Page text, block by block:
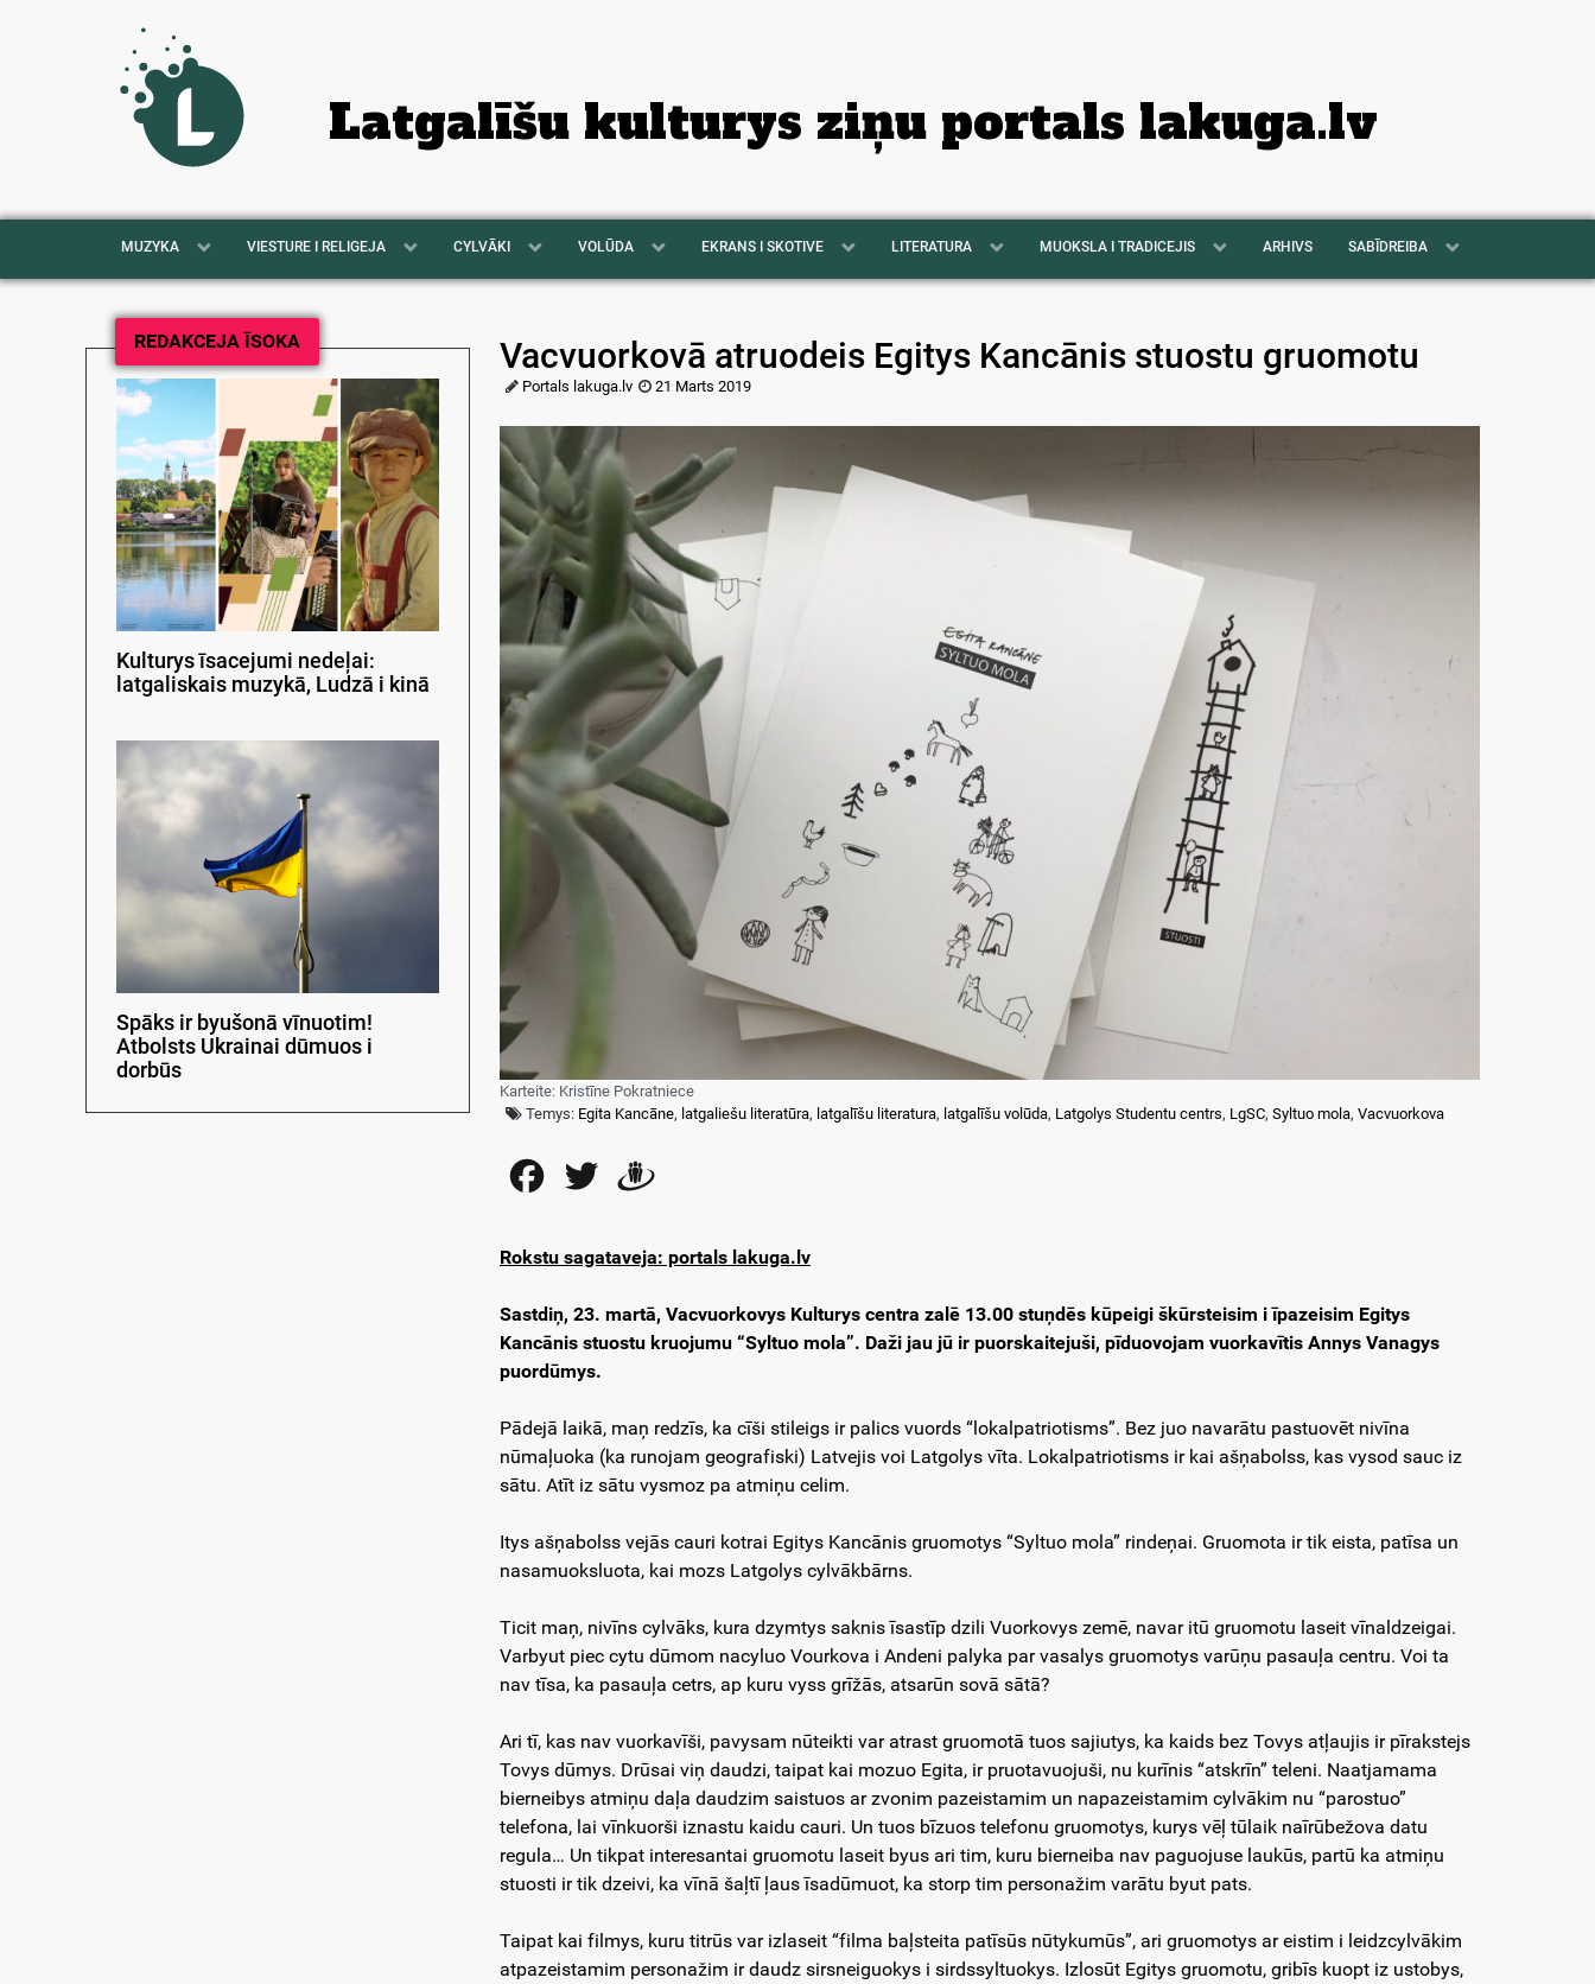
Latgalīšu kulturys ziņu portals lakuga.lv
MUZYKA VIESTURE I RELIGEJA CYLVĀKI VOLŪDA EKRANS I SKOTIVE LITERATURA MUOKSLA I TRADICEJIS ARHIVS SABĪDREIBA
REDAKCEJA ĪSOKA
Kulturys īsacejumi nedeļai:
latgaliskais muzykā, Ludzā i kinā
Spāks ir byušonā vīnuotim!
Atbolsts Ukrainai dūmuos i
dorbūs
Vacvuorkovā atruodeis Egitys Kancānis stuostu gruomotu
Portals lakuga.lv 21 Marts 2019
Karteite: Kristīne Pokratniece
Temys: Egita Kancāne, latgaliešu literatūra, latgalīšu literatura, latgalīšu volūda, Latgolys Studentu centrs, LgSC, Syltuo mola, Vacvuorkova
FacebookTwitter
Rokstu sagataveja: portals lakuga.lv
Sastdiņ, 23. martā, Vacvuorkovys Kulturys centra zalē 13.00 stuņdēs kūpeigi škūrsteisim i īpazeisim Egitys
Kancānis stuostu kruojumu “Syltuo mola”. Daži jau jū ir puorskaitejuši, pīduovojam vuorkavītis Annys Vanagys
puordūmys.
Pādejā laikā, maņ redzīs, ka cīši stileigs ir palics vuords “lokalpatriotisms”. Bez juo navarātu pastuovēt nivīna
nūmaļuoka (ka runojam geografiski) Latvejis voi Latgolys vīta. Lokalpatriotisms ir kai ašņabolss, kas vysod sauc iz
sātu. Atīt iz sātu vysmoz pa atmiņu celim.
Itys ašņabolss vejās cauri kotrai Egitys Kancānis gruomotys “Syltuo mola” rindeņai. Gruomota ir tik eista, patīsa un
nasamuoksluota, kai mozs Latgolys cylvākbārns.
Ticit maņ, nivīns cylvāks, kura dzymtys saknis īsastīp dzili Vuorkovys zemē, navar itū gruomotu laseit vīnaldzeigai.
Varbyut piec cytu dūmom nacyluo Vourkova i Andeni palyka par vasalys gruomotys varūņu pasauļa centru. Voi ta
nav tīsa, ka pasauļa cetrs, ap kuru vyss grīžās, atsarūn sovā sātā?
Ari tī, kas nav vuorkavīši, pavysam nūteikti var atrast gruomotā tuos sajiutys, ka kaids bez Tovys atļaujis ir pīrakstejs
Tovys dūmys. Drūsai viņ daudzi, taipat kai mozuo Egita, ir pruotavuojuši, nu kurīnis “atskrīn” teleni. Naatjamama
bierneibys atmiņu daļa daudzim saistuos ar zvonim pazeistamim un napazeistamim cylvākim nu “parostuo”
telefona, lai vīnkuorši iznastu kaidu cauri. Un tuos bīzuos telefonu gruomotys, kurys vēļ tūlaik naīrūbežova datu
regula… Un tikpat interesantai gruomotu laseit byus ari tim, kuru bierneiba nav paguojuse laukūs, partū ka atmiņu
stuosti ir tik dzeivi, ka vīnā šaļtī ļaus īsadūmuot, ka storp tim personažim varātu byut pats.
Taipat kai filmys, kuru titrūs var izlaseit “filma baļsteita patīsūs nūtykumūs”, ari gruomotys ar eistim i leidzcylvākim
atpazeistamim personažim ir daudz sirsneiguokys i sirdssyltuokys. Izlosūt Egitys gruomotu, gribīs kuopt iz ustobys,